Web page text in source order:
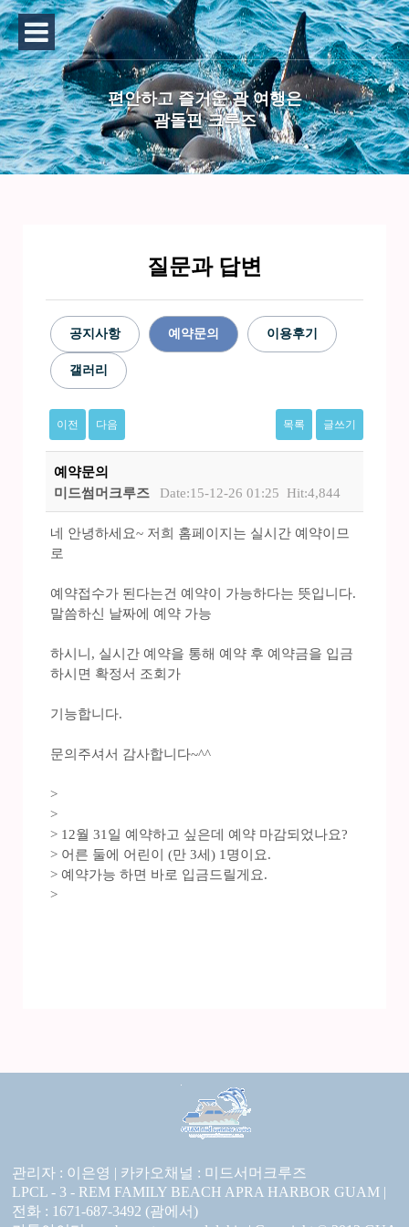
편안하고 즐거운 괌 여행은
괌돌핀 크루즈
질문과 답변
공지사항 예약문의 이용후기
갤러리
이전 다음 목록 글쓰기
예약문의
미드썸머크루즈
Date:15-12-26 01:25 Hit:4,844
네 안녕하세요~ 저희 홈페이지는 실시간 예약이므
로
예약접수가 된다는건 예약이 가능하다는 뜻입니다.
말씀하신 날짜에 예약 가능
하시니, 실시간 예약을 통해 예약 후 예약금을 입금
하시면 확정서 조회가
기능합니다.
문의주셔서 감사합니다~^^
>
>
> 12월 31일 예약하고 싶은데 예약 마감되었나요?
> 어른 둘에 어린이 (만 3세) 1명이요.
> 예약가능 하면 바로 입금드릴게요.
>
관리자 : 이은영 | 카카오채널 : 미드서머크루즈
LPCL - 3 - REM FAMILY BEACH APRA HARBOR GUAM |
전화 : 1671-687-3492 (괌에서)